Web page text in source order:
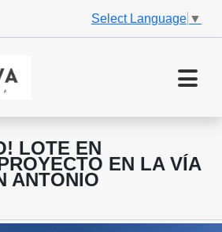
Select Language ▼
LOTE EN
EN LA VÍA
ANTONIO